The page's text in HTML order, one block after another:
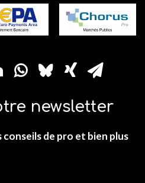
newsletter
de pro et bien plus